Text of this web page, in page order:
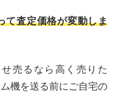
て査定価格が変動しま
売るなら高く売りた
機を送る前にご自宅の